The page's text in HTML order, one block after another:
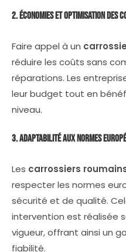
2. Économies et Optimisation des
Faire appel à un
réduire les coûts sans
réparations. Les
leur budget tout en
niveau.
3. Adaptabilité aux Normes
Les carrossiers
respecter les normes
sécurité et de qualité.
intervention est réalisée
vigueur, offrant ainsi un
fiabilité.